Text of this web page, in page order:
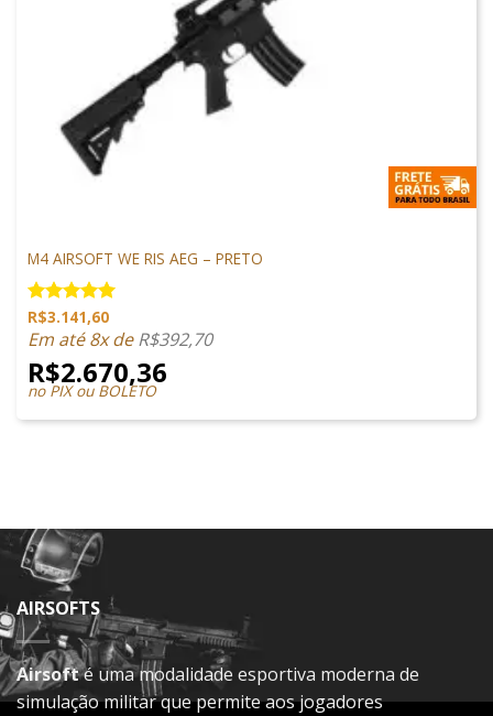
M4 AIRSOFT WE RIS AEG – PRETO
Avaliação
5.00 de 5
R$3.141,60
Em até 8x deR$392,70
R$2.670,36
no PIX ou BOLETO
AIRSOFTS
Airsofté uma modalidade esportiva moderna de
simulação militar que permite aos jogadores